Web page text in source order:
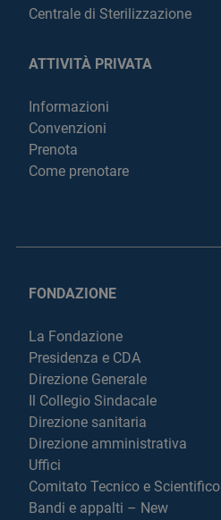
Centrale di Sterilizzazione
ATTIVITÀ PRIVATA
Informazioni
Convenzioni
Prenota
Come prenotare
FONDAZIONE
La Fondazione
Presidenza e CDA
Direzione Generale
Il Collegio Sindacale
Direzione sanitaria
Direzione amministrativa
Uffici
Comitato Tecnico e Scientifico
Bandi e appalti – New